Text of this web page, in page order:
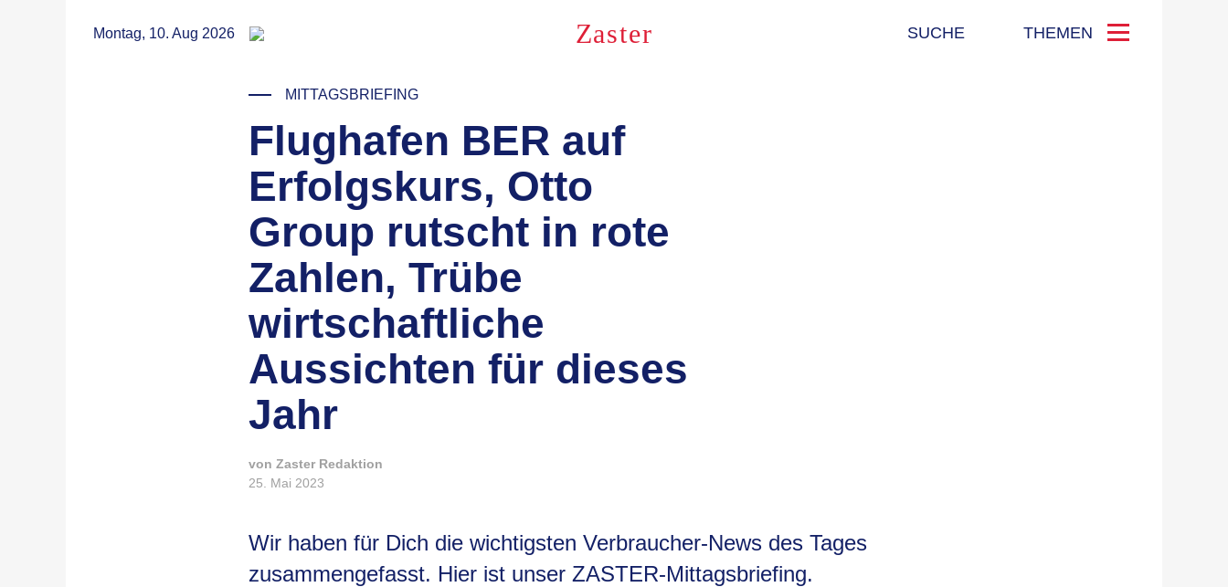
Montag, 10. Aug 2026 RSS Zaster SUCHE THEMEN
© Reisetopia / Unsplash
MITTAGSBRIEFING
Flughafen BER auf
Erfolgskurs, Otto
Group rutscht in rote
Zahlen, Trübe
wirtschaftliche
Aussichten für dieses
Jahr
von Zaster Redaktion
25. Mai 2023
Wir haben für Dich die wichtigsten Verbraucher-News des Tages
zusammengefasst. Hier ist unser ZASTER-Mittagsbriefing.